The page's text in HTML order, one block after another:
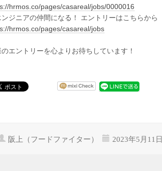
hrmos.co/pages/casareal/jobs/0000016
ジニアの仲間になる！ エントリーはこちらから
hrmos.co/pages/casareal/jobs
のエントリーを心よりお待ちしています！
阪上（フードファイター） 2023年5月11日